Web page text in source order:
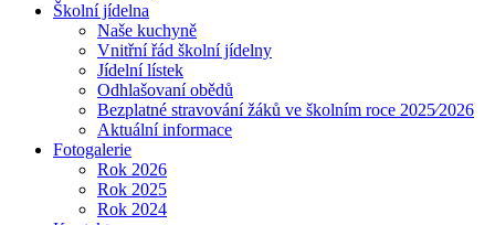
Školní jídelna
Naše kuchyně
Vnitřní řád školní jídelny
Jídelní lístek
Odhlašovaní obědů
Bezplatné stravování žáků ve školním roce 2025⁄2026
Aktuální informace
Fotogalerie
Rok 2026
Rok 2025
Rok 2024